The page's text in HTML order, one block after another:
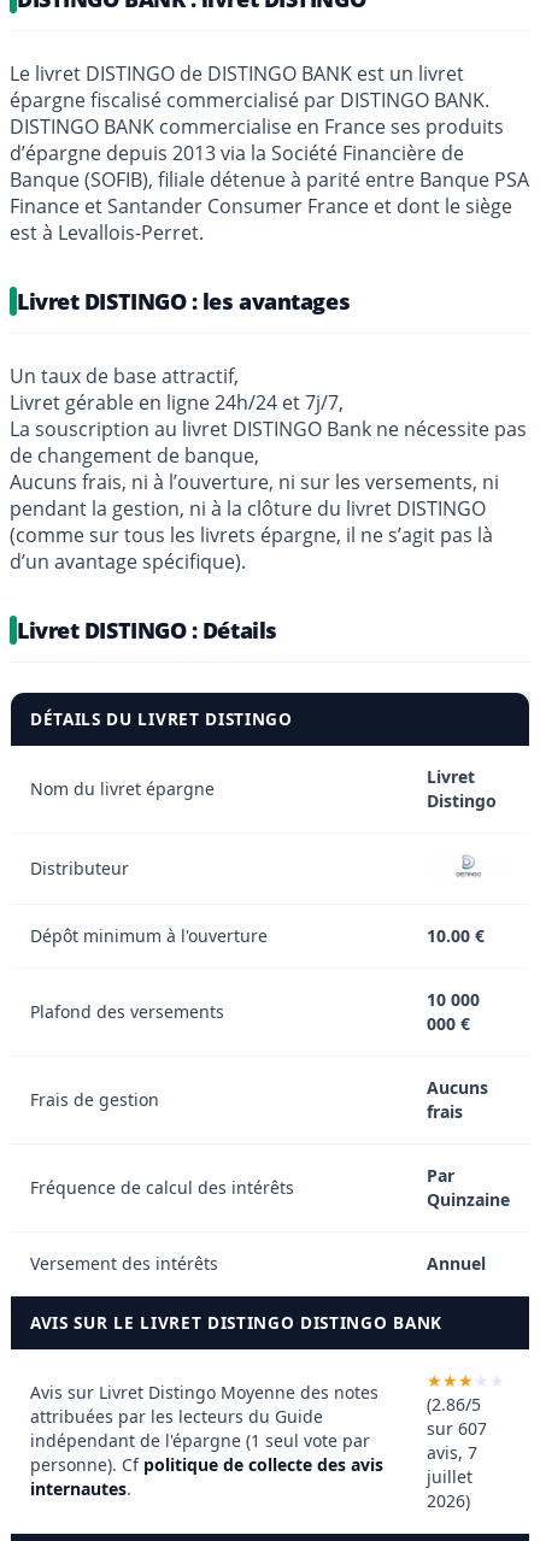
Le livret DISTINGO de DISTINGO BANK est un livret
épargne fiscalisé commercialisé par DISTINGO BANK.
DISTINGO BANK commercialise en France ses produits
d’épargne depuis 2013 via la Société Financière de
Banque (SOFIB), filiale détenue à parité entre Banque PSA
Finance et Santander Consumer France et dont le siège
est à Levallois-Perret.
Livret DISTINGO : les avantages
Un taux de base attractif,
Livret gérable en ligne 24h/24 et 7j/7,
La souscription au livret DISTINGO Bank ne nécessite pas
de changement de banque,
Aucuns frais, ni à l’ouverture, ni sur les versements, ni
pendant la gestion, ni à la clôture du livret DISTINGO
(comme sur tous les livrets épargne, il ne s’agit pas là
d’un avantage spécifique).
Livret DISTINGO : Détails
DÉTAILS DU LIVRET DISTINGO
Nom du livret épargne
Livret
Distingo
Distributeur
Dépôt minimum à l'ouverture 10.00 €
Plafond des versements
10 000
000 €
Frais de gestion
Aucuns
frais
Fréquence de calcul des intérêts
Par
Quinzaine
Versement des intérêts Annuel
AVIS SUR LE LIVRET DISTINGO DISTINGO BANK
Avis sur Livret Distingo Moyenne des notes
attribuées par les lecteurs du Guide
indépendant de l'épargne (1 seul vote par
personne). Cf politique de collecte des avis
internautes.
(2.86/5
sur 607
avis, 7
juillet
2026)